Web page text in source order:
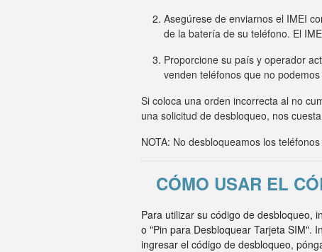
Asegúrese de enviarnos el IMEI
de la batería de su teléfono. El
Proporcione su país y operador
venden teléfonos que no
Si coloca una orden incorrecta al no
una solicitud de desbloqueo, nos
NOTA: No desbloqueamos los
CÓMO USAR EL
Para utilizar su código de desbloqueo,
o "Pin para Desbloquear Tarjeta SIM".
ingresar el código de desbloqueo,